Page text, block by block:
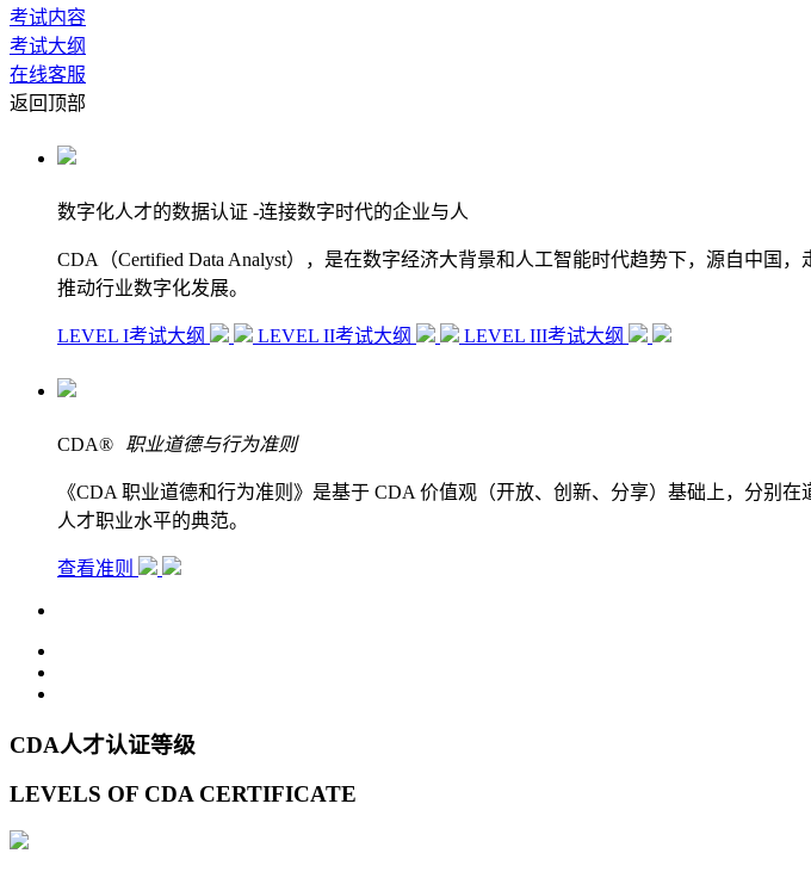
考试内容
考试大纲
在线客服
返回顶部
数字化人才的数据认证 -连接数字时代的企业与人
CDA（Certified Data Analyst），是在数字经济大背景和人工智能时代趋势下，源自中国
推动行业数字化发展。
LEVEL I考试大纲 LEVEL II考试大纲 LEVEL III考试大纲
CDA® 职业道德与行为准则
《CDA 职业道德和行为准则》是基于 CDA 价值观（开放、创新、分享）基础上，分别
人才职业水平的典范。
查看准则
CDA人才认证等级
LEVELS OF CDA CERTIFICATE